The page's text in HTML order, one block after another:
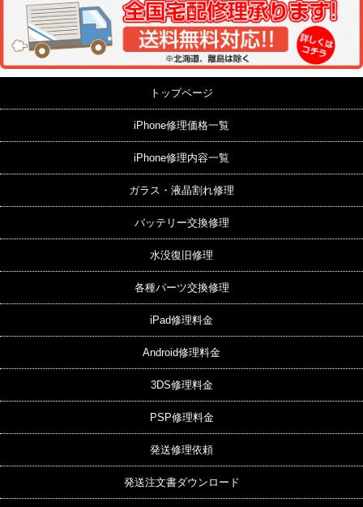
トップページ
iPhone修理価格一覧
iPhone修理内容一覧
ガラス・液晶割れ修理
バッテリー交換修理
水没復旧修理
各種パーツ交換修理
iPad修理料金
Android修理料金
3DS修理料金
PSP修理料金
発送修理依頼
発送注文書ダウンロード